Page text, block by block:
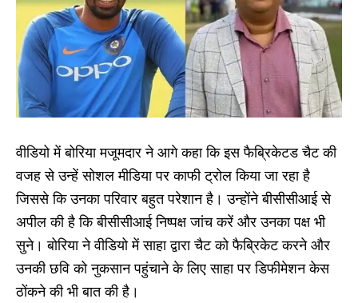
वीडियो में बोरिया मजूमदार ने आगे कहा कि इस फैब्रिकेटड चैट की
वजह से उन्हें सोशल मीडिया पर काफी ट्रोल किया जा रहा है
जिससे कि उनका परिवार बहुत परेशान है। उन्होंने बीसीसीआई से
अपील की है कि बीसीसीआई निष्पक्ष जांच करें और उनका पक्ष भी
सुने। बोरिया ने वीडियो में साहा द्वारा चैट को फैब्रिकेट करने और
उनकी छवि को नुकसान पहुंचाने के लिए साहा पर डिफीमेशन केस
ठोंकने की भी बात की है।